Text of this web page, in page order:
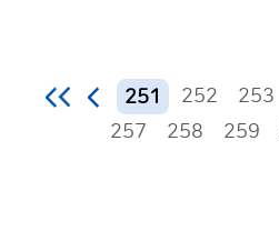
251 252 253
257
258 259